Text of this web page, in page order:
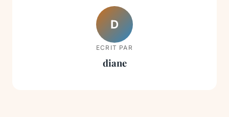
D
ECRIT PAR
diane